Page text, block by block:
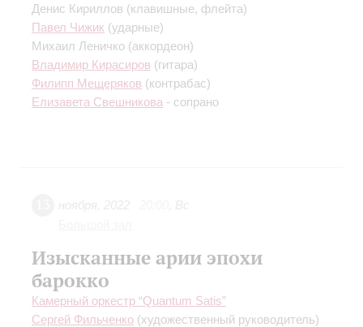
Денис Кириллов (клавишные, флейта)
Павел Чижик (ударные)
Михаил Леничко (аккордеон)
Владимир Кирасиров (гитара)
Филипп Мещеряков (контрабас)
Елизавета Свешникова - сопрано
Изысканные арии эпохи
барокко
Камерный оркестр “Quantum Satis”
Сергей Фильченко (художественный руководитель)